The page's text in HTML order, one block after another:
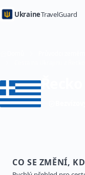
UkraineTravelGuard
CO SE ZMĚNÍ,